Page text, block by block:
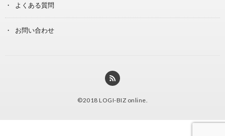
よくある質問
お問い合わせ
©2018 LOGI-BIZ online